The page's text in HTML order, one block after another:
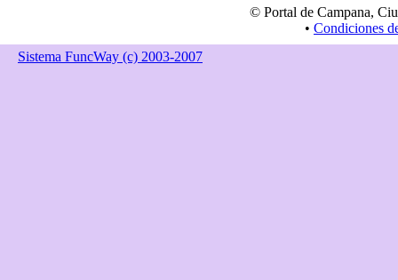
© Portal de Campana,
• Condiciones
Sistema FuncWay (c) 2003-2007